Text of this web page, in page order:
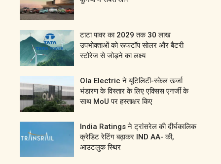
टाटा पावर का 2029 तक 30 लाख
उपभोक्ताओं को रूफटॉप सोलर और बैटरी
स्टोरेज से जोड़ने का लक्ष्य
Ola Electric ने यूटिलिटी-स्केल ऊर्जा
भंडारण के विस्तार के लिए एक्सिस एनर्जी के
साथ MoU पर हस्ताक्षर किए
India Ratings ने ट्रांसरेल की दीर्घकालिक
क्रेडिट रेटिंग बढ़ाकर IND AA- की,
आउटलुक स्थिर